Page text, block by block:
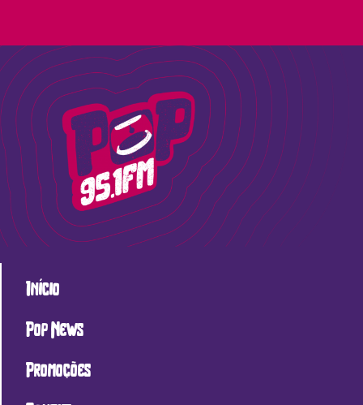
Início
Pop News
Promoções